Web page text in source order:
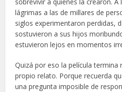
lágrimas a las de millares de
siglos experimentaron perdidas,
sostuvieron a sus hijos
estuvieron lejos en momentos
Quizá por eso la película termina
propio relato. Porque recuerda
una pregunta imposible de